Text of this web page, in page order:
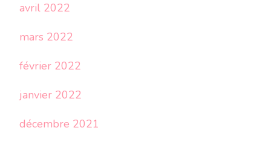
avril 2022
mars 2022
février 2022
janvier 2022
décembre 2021